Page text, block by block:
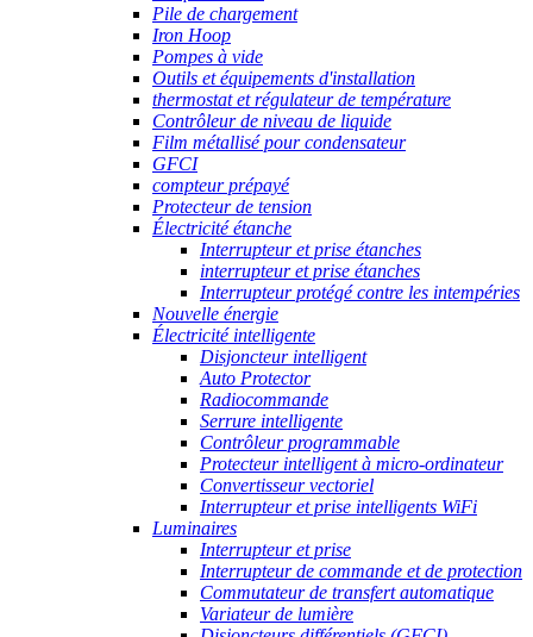
Pile de chargement
Iron Hoop
Pompes à vide
Outils et équipements d'installation
thermostat et régulateur de température
Contrôleur de niveau de liquide
Film métallisé pour condensateur
GFCI
compteur prépayé
Protecteur de tension
Électricité étanche
Interrupteur et prise étanches
interrupteur et prise étanches
Interrupteur protégé contre les intempéries
Nouvelle énergie
Électricité intelligente
Disjoncteur intelligent
Auto Protector
Radiocommande
Serrure intelligente
Contrôleur programmable
Protecteur intelligent à micro-ordinateur
Convertisseur vectoriel
Interrupteur et prise intelligents WiFi
Luminaires
Interrupteur et prise
Interrupteur de commande et de protection
Commutateur de transfert automatique
Variateur de lumière